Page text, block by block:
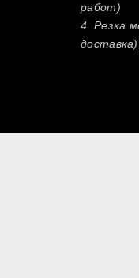
работ)
4. Резка
доставка)